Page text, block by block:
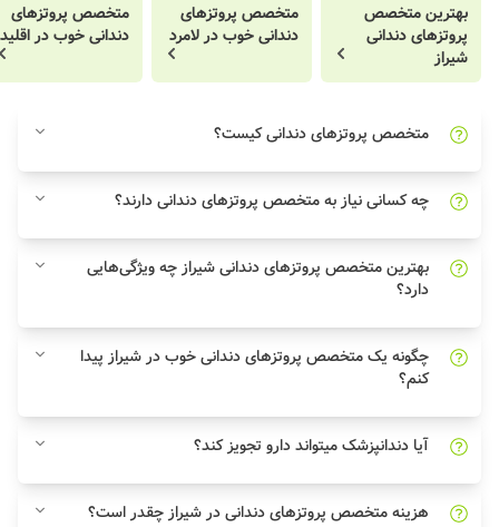
بهترین متخصص
پروتزهای دندانی
شیراز
متخصص پروتزهای
دندانی خوب در لامرد
متخصص پروتزهای
دندانی خوب در اقلید
متخصص پروتزهای دندانی کیست؟
چه کسانی نیاز به متخصص پروتزهای دندانی دارند؟
بهترین متخصص پروتزهای دندانی شیراز چه ویژگی‌هایی
دارد؟
چگونه یک متخصص پروتزهای دندانی خوب در شیراز پیدا
کنم؟
آیا دندانپزشک میتواند دارو تجویز کند؟
هزینه متخصص پروتزهای دندانی در شیراز چقدر است؟